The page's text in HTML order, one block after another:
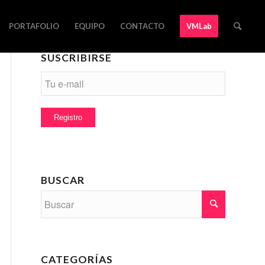
PORTAFOLIO EQUIPO CONTACTO VMLab
SUSCRIBIRSE
BUSCAR
CATEGORÍAS